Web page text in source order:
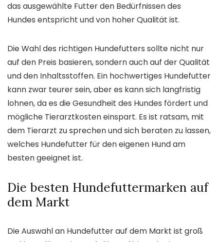
das ausgewählte Futter den Bedürfnissen des
Hundes entspricht und von hoher Qualität ist.
Die Wahl des richtigen Hundefutters sollte nicht nur
auf den Preis basieren, sondern auch auf der Qualität
und den Inhaltsstoffen. Ein hochwertiges Hundefutter
kann zwar teurer sein, aber es kann sich langfristig
lohnen, da es die Gesundheit des Hundes fördert und
mögliche Tierarztkosten einspart. Es ist ratsam, mit
dem Tierarzt zu sprechen und sich beraten zu lassen,
welches Hundefutter für den eigenen Hund am
besten geeignet ist.
Die besten Hundefuttermarken auf
dem Markt
Die Auswahl an Hundefutter auf dem Markt ist groß